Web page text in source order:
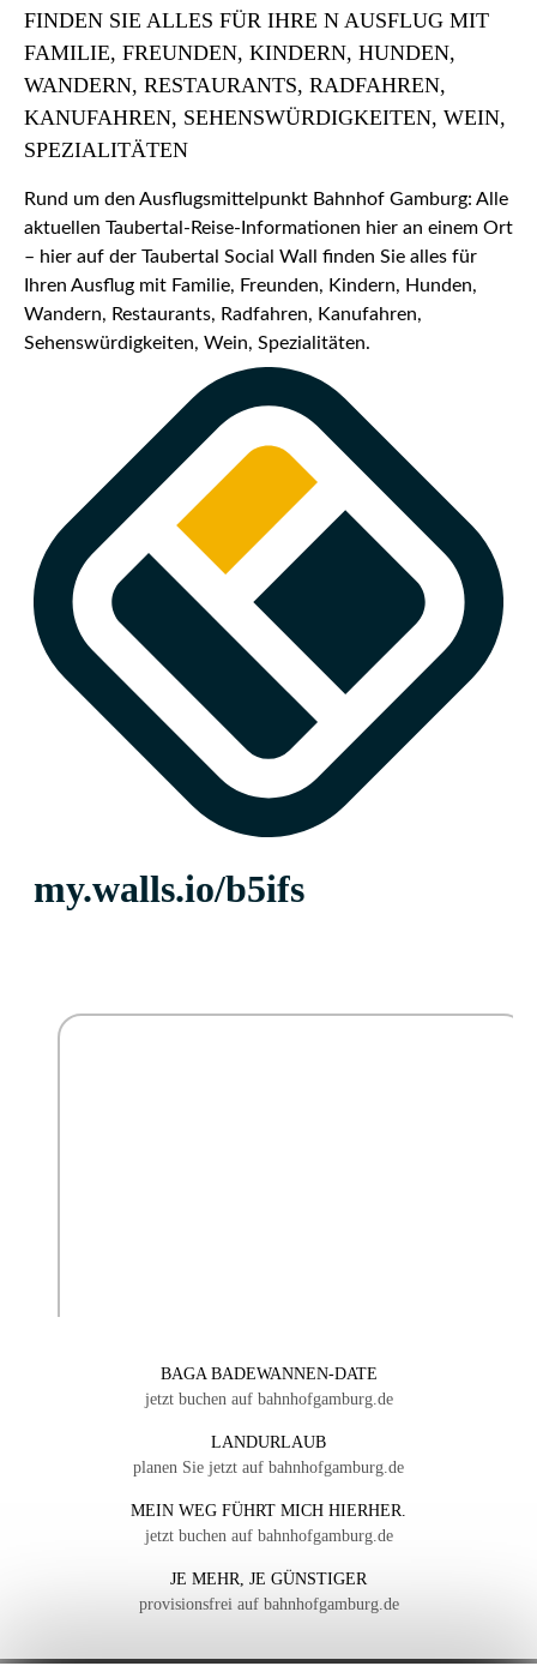
FINDEN SIE ALLES FÜR IHRE N AUSFLUG MIT
FAMILIE, FREUNDEN, KINDERN, HUNDEN,
WANDERN, RESTAURANTS, RADFAHREN,
KANUFAHREN, SEHENSWÜRDIGKEITEN, WEIN,
SPEZIALITÄTEN
Rund um den Ausflugsmittelpunkt Bahnhof Gamburg: Alle
aktuellen Taubertal-Reise-Informationen hier an einem Ort
– hier auf der Taubertal Social Wall finden Sie alles für
Ihren Ausflug mit Familie, Freunden, Kindern, Hunden,
Wandern, Restaurants, Radfahren, Kanufahren,
Sehenswürdigkeiten, Wein, Spezialitäten.
BAGA BADEWANNEN-DATE
jetzt buchen auf bahnhofgamburg.de
LANDURLAUB
planen Sie jetzt auf bahnhofgamburg.de
MEIN WEG FÜHRT MICH HIERHER.
jetzt buchen auf bahnhofgamburg.de
JE MEHR, JE GÜNSTIGER
provisionsfrei auf bahnhofgamburg.de